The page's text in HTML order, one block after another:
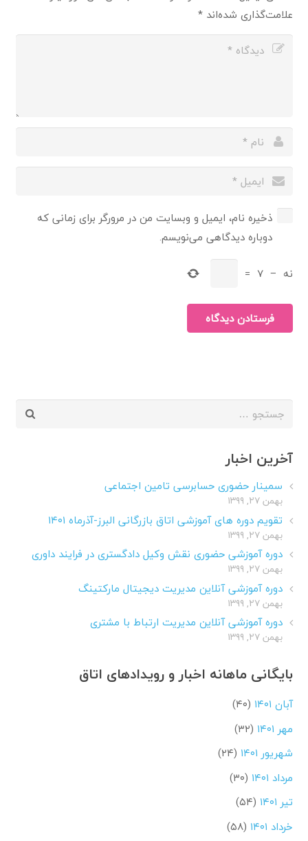
علامت‌گذاری شده‌اند*
ذخیره نام، ایمیل و وبسایت من در مرورگر برای زمانی که
دوباره دیدگاهی می‌نویسم.
نه −
7
=
فرستادن دیدگاه
جستجو
آخرین اخبار
سمینار حضوری حسابرسی تامین اجتماعی
بهمن ۲۷, ۱۳۹۹
تقویم دوره های آموزشی اتاق بازرگانی البرز-آذرماه ۱۴۰۱
بهمن ۲۷, ۱۳۹۹
دوره آموزشی حضوری نقش وکیل دادگستری در فرایند داوری
بهمن ۲۷, ۱۳۹۹
دوره آموزشی آنلاین مدیریت دیجیتال مارکتینگ
بهمن ۲۷, ۱۳۹۹
دوره آموزشی آنلاین مدیریت ارتباط با مشتری
بهمن ۲۷, ۱۳۹۹
بایگانی ماهانه اخبار و رویدادهای اتاق
آبان ۱۴۰۱
(۴۰)
مهر ۱۴۰۱
(۳۲)
شهریور ۱۴۰۱
(۲۴)
مرداد ۱۴۰۱
(۳۰)
تیر ۱۴۰۱
(۵۴)
خرداد ۱۴۰۱
(۵۸)